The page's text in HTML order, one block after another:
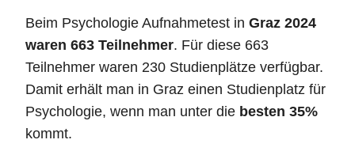
Beim Psychologie Aufnahmetest in Graz 2024
waren 663 Teilnehmer. Für diese 663
Teilnehmer waren 230 Studienplätze verfügbar.
Damit erhält man in Graz einen Studienplatz für
Psychologie, wenn man unter die besten 35%
kommt.